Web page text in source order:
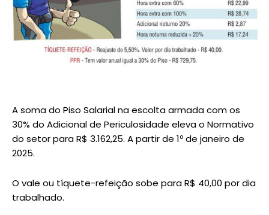
A soma do Piso Salarial na escolta armada com os
30% do Adicional de Periculosidade eleva o Normativo
do setor para R$ 3.162,25. A partir de 1º de janeiro de
2025.
O vale ou tíquete-refeição sobe para R$ 40,00 por dia
trabalhado.